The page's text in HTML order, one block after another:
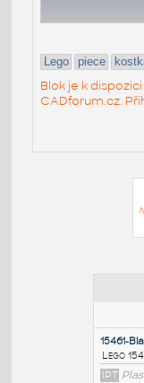
Lego piece
Blok je k
CADforum.cz.